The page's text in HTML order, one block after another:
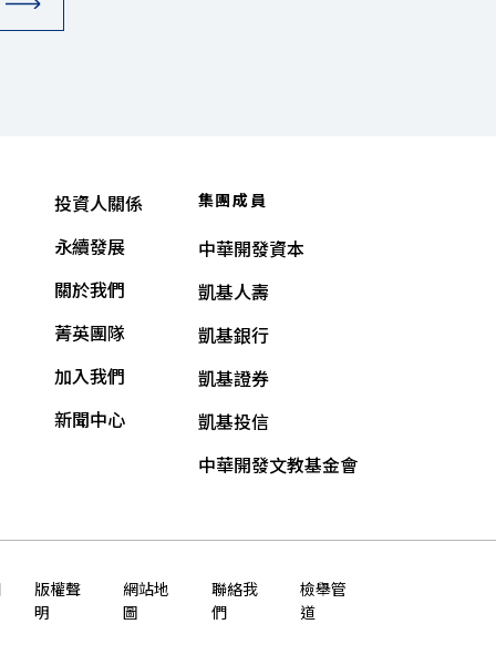
投資人關係
永續發展
關於我們
菁英團隊
加入我們
新聞中心
集團成員
中華開發資本
凱基人壽
凱基銀行
凱基證券
凱基投信
中華開發文教基金會
版權聲
明
網站地
圖
聯絡我
們
檢舉管
道